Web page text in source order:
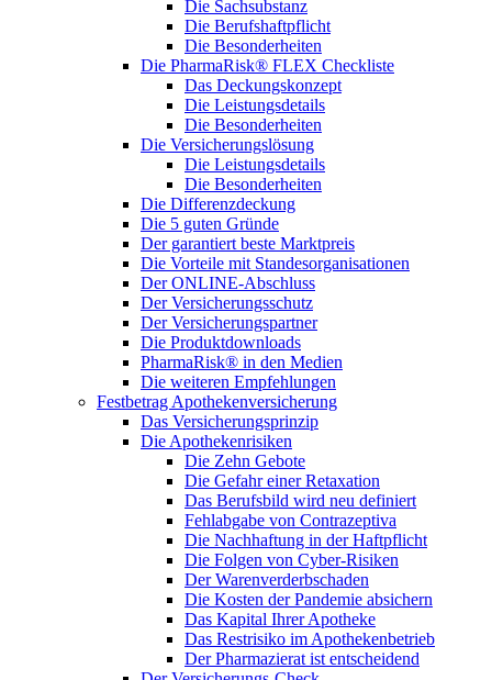
Die Sachsubstanz
Die Berufshaftpflicht
Die Besonderheiten
Die PharmaRisk® FLEX Checkliste
Das Deckungskonzept
Die Leistungsdetails
Die Besonderheiten
Die Versicherungslösung
Die Leistungsdetails
Die Besonderheiten
Die Differenzdeckung
Die 5 guten Gründe
Der garantiert beste Marktpreis
Die Vorteile mit Standesorganisationen
Der ONLINE-Abschluss
Der Versicherungsschutz
Der Versicherungspartner
Die Produktdownloads
PharmaRisk® in den Medien
Die weiteren Empfehlungen
Festbetrag Apothekenversicherung
Das Versicherungsprinzip
Die Apothekenrisiken
Die Zehn Gebote
Die Gefahr einer Retaxation
Das Berufsbild wird neu definiert
Fehlabgabe von Contrazeptiva
Die Nachhaftung in der Haftpflicht
Die Folgen von Cyber-Risiken
Der Warenverderbschaden
Die Kosten der Pandemie absichern
Das Kapital Ihrer Apotheke
Das Restrisiko im Apothekenbetrieb
Der Pharmazierat ist entscheidend